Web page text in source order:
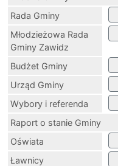
Rada Gminy
Młodzieżowa Rada
Gminy Zawidz
Budżet Gminy
Urząd Gminy
Wybory i referenda
Raport o stanie Gminy
Oświata
Ławnicy